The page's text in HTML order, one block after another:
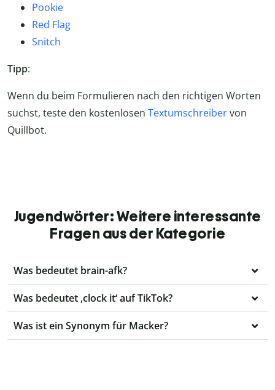
Pookie
Red Flag
Snitch
Tipp:
Wenn du beim Formulieren nach den richtigen Worten
suchst, teste den kostenlosen Textumschreibervon
Quillbot.
Jugendwörter: Weitere interessante
Fragen aus der Kategorie
Was bedeutet brain-afk?
Was bedeutet ‚clock it‘ auf TikTok?
Was ist ein Synonym für Macker?